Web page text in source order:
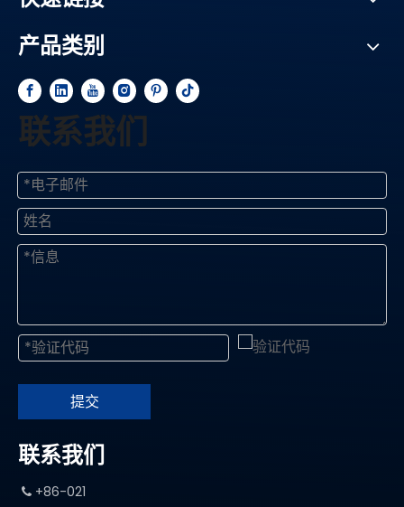
产品类别
联系我们
提交
联系我们
 +86-021